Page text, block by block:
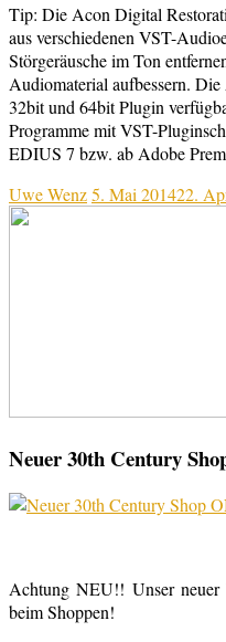
Tip: Die Acon Digital
aus verschiedenen VST-
Störgeräusche im Ton
Audiomaterial aufbessern.
32bit und 64bit Plugin
Programme mit VST-
EDIUS 7 bzw. ab Adobe
Uwe Wenz5. Mai 201422.
Neuer 30th Century
Achtung NEU!! Unser
beim Shoppen!